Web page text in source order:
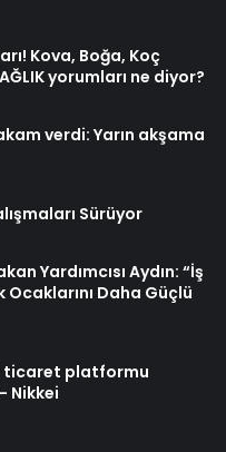
Kova, Boğa, Koç
yorumları ne diyor?
verdi: Yarın akşama
Sürüyor
Yardımcısı Aydın: “İş
Daha Güçlü
ticaret platformu
Nikkei